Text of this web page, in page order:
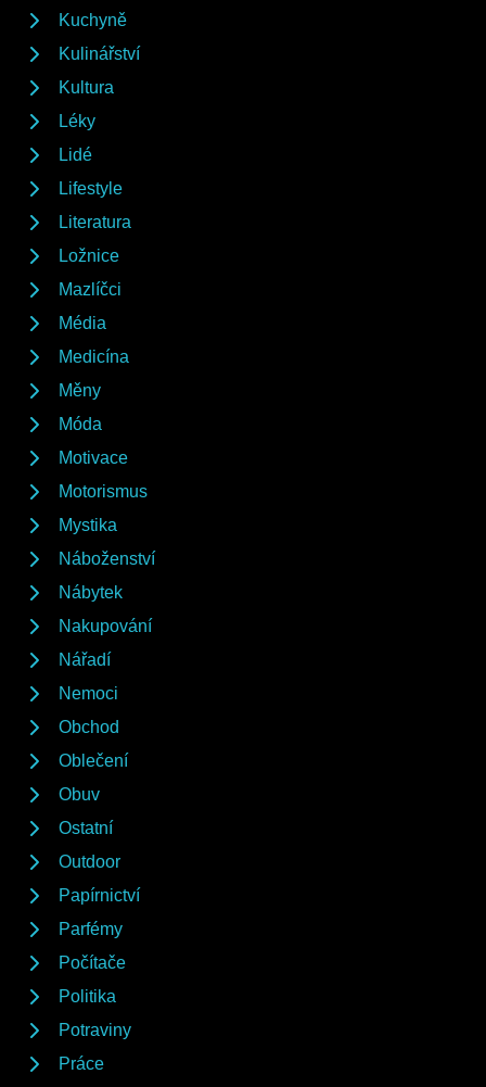
Kuchyně
Kulinářství
Kultura
Léky
Lidé
Lifestyle
Literatura
Ložnice
Mazlíčci
Média
Medicína
Měny
Móda
Motivace
Motorismus
Mystika
Náboženství
Nábytek
Nakupování
Nářadí
Nemoci
Obchod
Oblečení
Obuv
Ostatní
Outdoor
Papírnictví
Parfémy
Počítače
Politika
Potraviny
Práce